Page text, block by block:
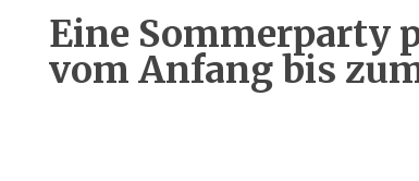
Eine Sommerparty
vom Anfang bis